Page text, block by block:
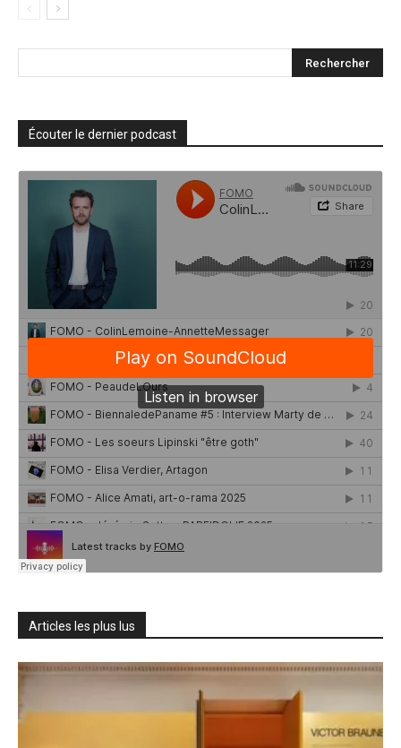
Écouter le dernier podcast
Articles les plus lus